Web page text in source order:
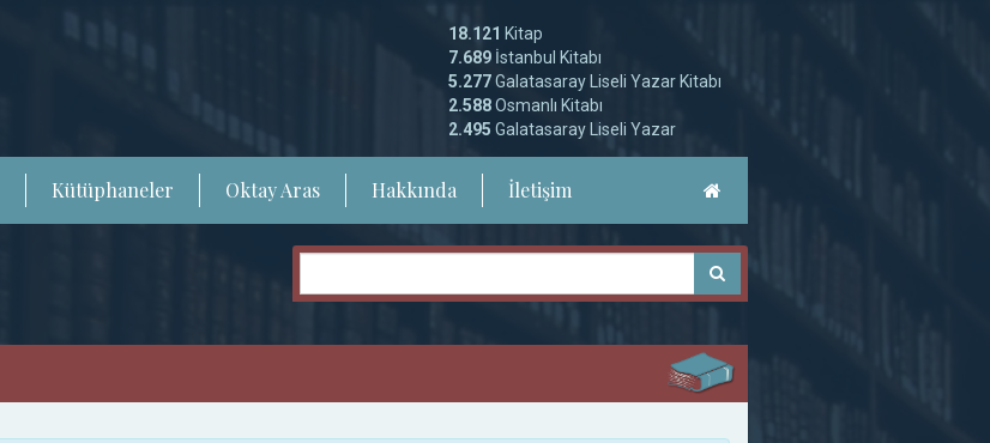
18.121 Kitap
7.689 İstanbul Kitabı
5.277Galatasaray Liseli Yazar Kitabı
2.588Osmanlı Kitabı
2.495 Galatasaray Liseli Yazar
Kütüphaneler Oktay Aras Hakkında İletişim